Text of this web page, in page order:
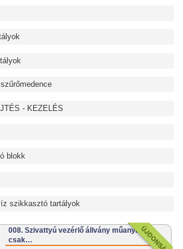
- KEZELÉS
blokk
szikkasztó tartályok
008. Szivattyú vezérlő állvány műanyag -
csak…